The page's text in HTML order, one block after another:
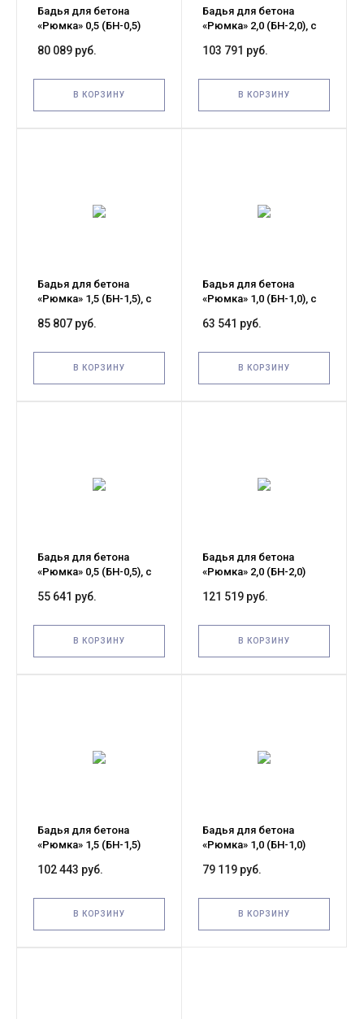
Бадья для бетона
«Рюмка» 0,5 (БН-0,5)
мм
80 089 руб.
В КОРЗИНУ
Бадья для бетона
«Рюмка» 2,0 (БН-2,0), с
усиленная
103 791 руб.
В КОРЗИНУ
Бадья для бетона
«Рюмка» 1,5 (БН-1,5), с
усиленная
85 807 руб.
В КОРЗИНУ
Бадья для бетона
«Рюмка» 1,0 (БН-1,0), с
усиленная
63 541 руб.
В КОРЗИНУ
Бадья для бетона
«Рюмка» 0,5 (БН-0,5), с
усиленная
55 641 руб.
В КОРЗИНУ
Бадья для бетона
«Рюмка» 2,0 (БН-2,0)
мм
121 519 руб.
В КОРЗИНУ
Бадья для бетона
«Рюмка» 1,5 (БН-1,5)
мм
102 443 руб.
В КОРЗИНУ
Бадья для бетона
«Рюмка» 1,0 (БН-1,0)
мм
79 119 руб.
В КОРЗИНУ